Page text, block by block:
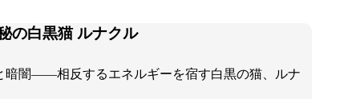
の白黒猫ルナクル
暗闇――相反するエネルギーを宿す白黒の猫、ルナ